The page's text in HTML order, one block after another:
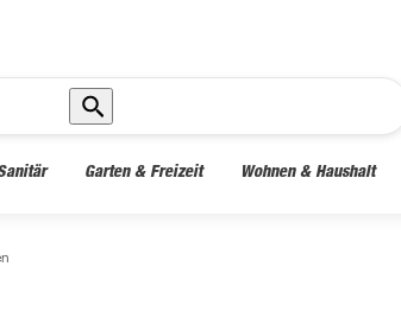
Garten & Freizeit Wohnen & Haushalt